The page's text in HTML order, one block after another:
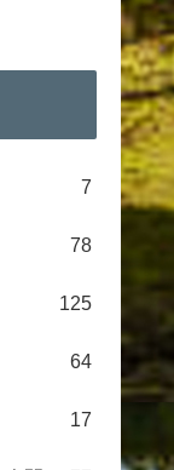
7
78
125
64
17